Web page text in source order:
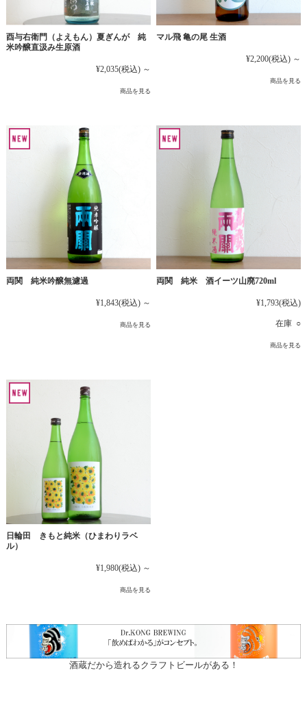
酉与右衛門（よえもん）夏ぎんが 純
米吟醸直汲み生原酒
¥2,035(税込) ～
商品を見る
マル飛 亀の尾 生酒
¥2,200(税込) ～
商品を見る
両関 純米吟醸無濾過
¥1,843(税込) ～
商品を見る
両関 純米 酒イーツ山廃720ml
¥1,793(税込)
在庫 ○
商品を見る
日輪田 きもと純米（ひまわりラベ
ル）
¥1,980(税込) ～
商品を見る
酒蔵だから造れるクラフトビールがある！